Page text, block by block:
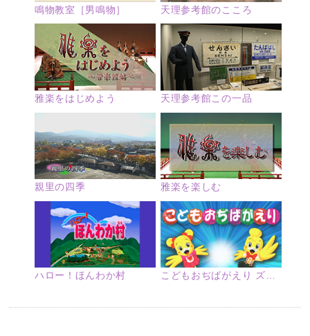
鳴物教室［男鳴物］ 天理参考館のこころ
雅楽をはじめよう 天理参考館この一品
親里の四季 雅楽を楽しむ
ハロー！ほんわか村 こどもおぢばがえり ズームアップ